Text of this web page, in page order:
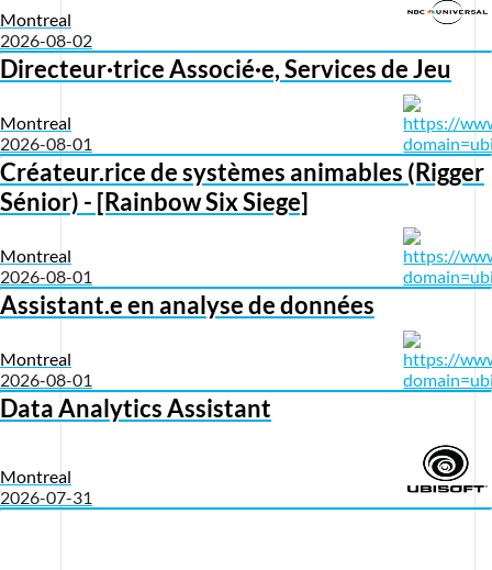
Montreal
2026-08-02
Directeur·trice Associé·e, Services de Jeu
Montreal
2026-08-01
Créateur.rice de systèmes animables (Rigger
Sénior) - [Rainbow Six Siege]
Montreal
2026-08-01
Assistant.e en analyse de données
Montreal
2026-08-01
Data Analytics Assistant
Montreal
2026-07-31